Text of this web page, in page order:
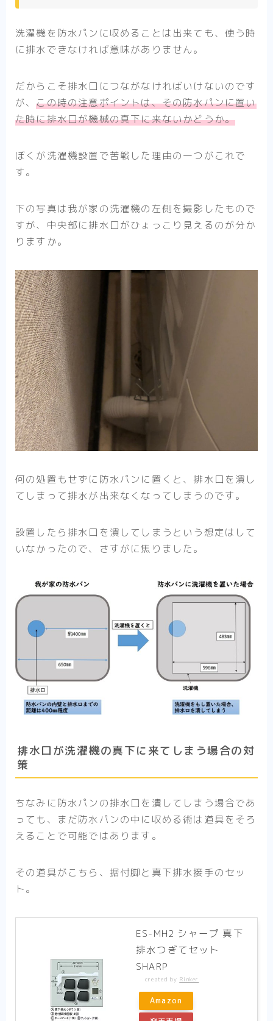
洗濯機を防水パンに収めることは出来ても、使う時
に排水できなければ意味がありません。
だからこそ排水口につながなければいけないのです
が、この時の注意ポイントは、その防水パンに置い
た時に排水口が機械の真下に来ないかどうか。
ぼくが洗濯機設置で苦戦した理由の一つがこれで
す。
下の写真は我が家の洗濯機の左側を撮影したもので
すが、中央部に排水口がひょっこり見えるのが分か
りますか。
何の処置もせずに防水パンに置くと、排水口を潰し
てしまって排水が出来なくなってしまうのです。
設置したら排水口を潰してしまうという想定はして
いなかったので、さすがに焦りました。
排水口が洗濯機の真下に来てしまう場合の対
策
ちなみに防水パンの排水口を潰してしまう場合であ
っても、まだ防水パンの中に収める術は道具をそろ
えることで可能ではあります。
その道具がこちら、据付脚と真下排水接手のセッ
ト。
ES-MH2 シャープ 真下
排水つぎてセット
SHARP
created by Rinker
Amazon